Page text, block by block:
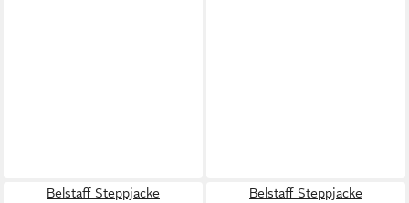
Belstaff Steppjacke Belstaff Steppjacke